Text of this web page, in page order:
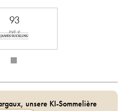
93
unsere KI-Sommelière